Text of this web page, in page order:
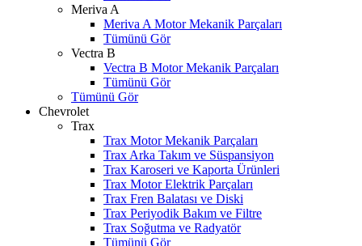
Meriva A
Meriva A Motor Mekanik Parçaları
Tümünü Gör
Vectra B
Vectra B Motor Mekanik Parçaları
Tümünü Gör
Tümünü Gör
Chevrolet
Trax
Trax Motor Mekanik Parçaları
Trax Arka Takım ve Süspansiyon
Trax Karoseri ve Kaporta Ürünleri
Trax Motor Elektrik Parçaları
Trax Fren Balatası ve Diski
Trax Periyodik Bakım ve Filtre
Trax Soğutma ve Radyatör
Tümünü Gör